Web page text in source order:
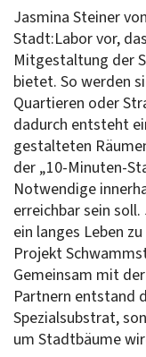
Jasmina Steiner
Stadt:Labor vor,
Mitgestaltung der
bietet. So werden
Quartieren oder
dadurch entsteht
gestalteten
der „10-Minuten-
Notwendige
erreichbar sein
ein langes Leben
Projekt
Gemeinsam mit
Partnern entstand
Spezialsubstrat,
um Stadtbäume